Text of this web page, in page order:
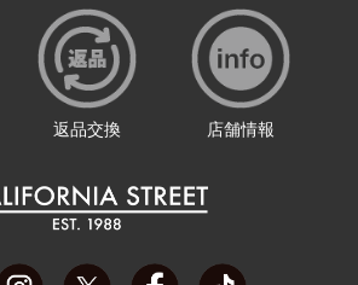
返品交換 店舗情報